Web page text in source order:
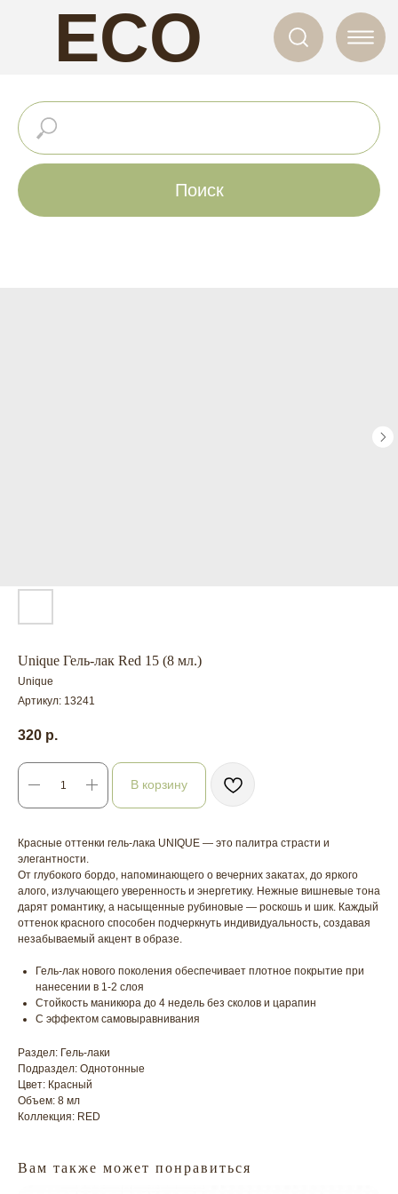
ECO
NAILS
Поиск
Unique Гель-лак Red 15 (8 мл.)
Unique
Артикул: 13241
320 р.
В корзину
Красные оттенки гель-лака UNIQUE — это палитра страсти и
элегантности.
От глубокого бордо, напоминающего о вечерних закатах, до яркого
алого, излучающего уверенность и энергетику. Нежные вишневые тона
дарят романтику, а насыщенные рубиновые — роскошь и шик. Каждый
оттенок красного способен подчеркнуть индивидуальность, создавая
незабываемый акцент в образе.
Гель-лак нового поколения обеспечивает плотное покрытие при
нанесении в 1-2 слоя
Стойкость маникюра до 4 недель без сколов и царапин
С эффектом самовыравнивания
Раздел: Гель-лаки
Подраздел: Однотонные
Цвет: Красный
Объем: 8 мл
Коллекция: RED
Вам также может понравиться